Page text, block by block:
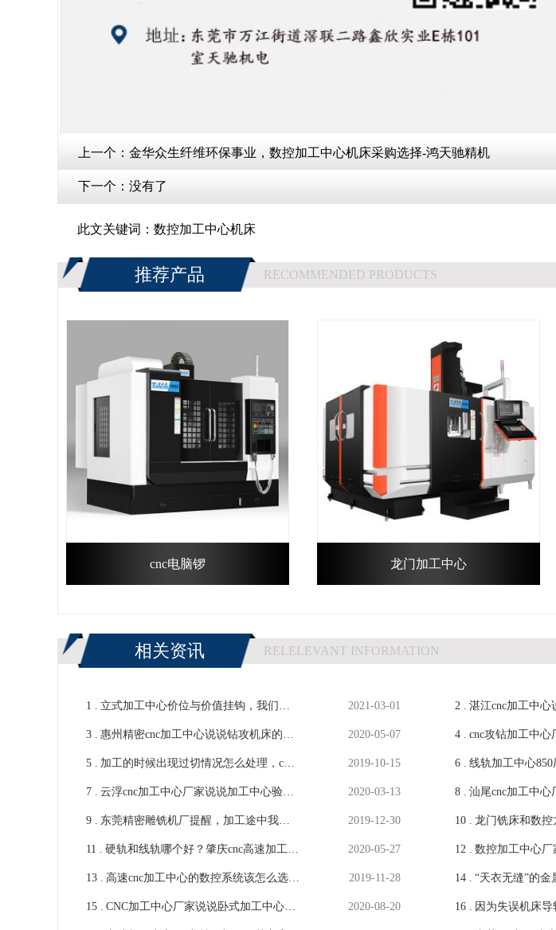
上一个： 金华众生纤维环保事业，数控加工中心机床采购选择-鸿天驰精机
下一个： 没有了
此文关键词： 数控加工中心机床
推荐产品 RECOMMENDED PRODUCTS
cnc电脑锣 龙门加工中心
相关资讯 RELELEVANT INFORMATION
1 . 立式加工中心价位与价值挂钩，我们应
理性分析-鸿天驰
2021-03-01 2 . 湛江cnc加工中心
下适合铣削-【鸿
3 . 惠州精密cnc加工中心说说钻攻机床的保
养方式-【鸿天驰】
2020-05-07 4 . cnc攻钻加工中心
磨损的措施（一
5 . 加工的时候出现过切情况怎么处理，cnc
雕铣机厂商来解答-【鸿天驰】
2019-10-15 6 . 线轨加工中心850
优缺点-【鸿天驰
7 . 云浮cnc加工中心厂家说说加工中心验收
检测的事-【鸿天驰】
2020-03-13 8 . 汕尾cnc加工中心
中加工差错事项
9 . 东莞精密雕铣机厂提醒，加工途中我们
应该注意什么-【鸿天驰】
2019-12-30 10 . 龙门铣床和数控
同-【鸿天驰】
11 . 硬轨和线轨哪个好？肇庆cnc高速加工中
心说说自己的看法-【鸿天驰】
2020-05-27 12 . 数控加工中心厂
些流程-鸿天驰
13 . 高速cnc加工中心的数控系统该怎么选择
比较合适-【鸿天驰】
2019-11-28 14 . “天衣无缝”的金
大家聊聊-【鸿
15 . CNC加工中心厂家说说卧式加工中心需 2020-08-20 16 . 因为失误机床导